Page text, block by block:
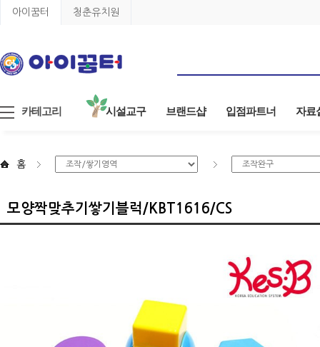
아이꿈터 청춘유치원
카테고리 시설교구 브랜드샵 입점파트너 자료
홈
모양짝맞추기쌓기블럭/KBT1616/CS